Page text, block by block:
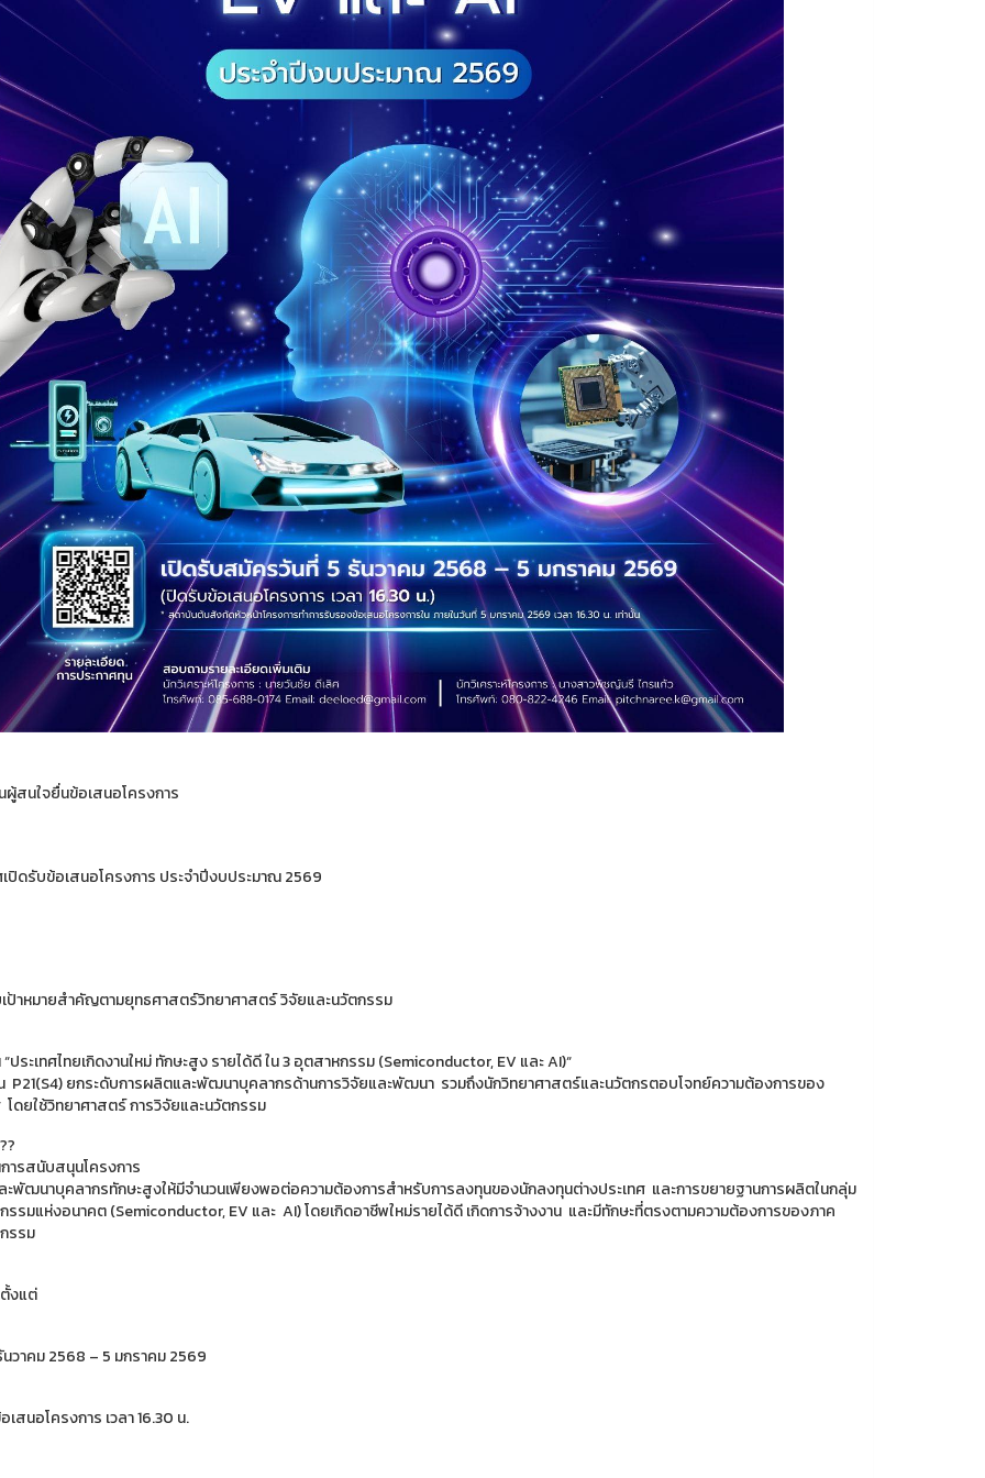
ผู้สนใจยื่นข้อเสนอโครงการ
ปิดรับข้อเสนอโครงการ ประจำปีงบประมาณ 2569
ป้าหมายสำคัญตามยุทธศาสตร์วิทยาศาสตร์ วิจัยและนวัตกรรม
“ประเทศไทยเกิดงานใหม่ ทักษะสูง รายได้ดี ใน 3 อุตสาหกรรม (Semiconductor, EV และ AI)“
P21(S4) ยกระดับการผลิตและพัฒนาบุคลากรด้านการวิจัยและพัฒนา รวมถึงนักวิทยาศาสตร์และนวัตกรตอบโจทย์ความต้องการของ
โดยใช้วิทยาศาสตร์ การวิจัยและนวัตกรรม
ารสนับสนุนโครงการ
ะพัฒนาบุคลากรทักษะสูงให้มีจำนวนเพียงพอต่อความต้องการสำหรับการลงทุนของนักลงทุนต่างประเทศ และการขยายฐานการผลิตในกลุ่ม
รมแห่งอนาคต (Semiconductor, EV และ AI) โดยเกิดอาชีพใหม่รายได้ดี เกิดการจ้างงาน และมีทักษะที่ตรงตามความต้องการของภาค
รรม
งแต่
วาคม 2568 – 5 มกราคม 2569
สนอโครงการ เวลา 16.30 น.